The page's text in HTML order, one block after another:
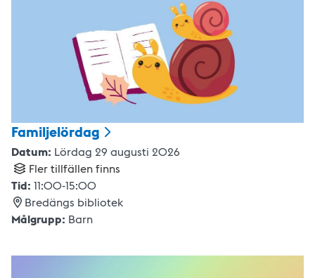
Familjelördag
Datum: Lördag 29 augusti 2026
Fler tillfällen finns
Tid: 11:00-15:00
Bredängs bibliotek
Målgrupp: Barn